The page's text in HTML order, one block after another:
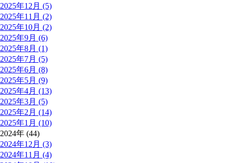
2025年12月 (5)
2025年11月 (2)
2025年10月 (2)
2025年9月 (6)
2025年8月 (1)
2025年7月 (5)
2025年6月 (8)
2025年5月 (9)
2025年4月 (13)
2025年3月 (5)
2025年2月 (14)
2025年1月 (10)
2024年 (44)
2024年12月 (3)
2024年11月 (4)